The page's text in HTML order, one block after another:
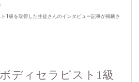
1級を取得した生徒さんのインタビュー記事が掲載さ
ディセラピスト1級